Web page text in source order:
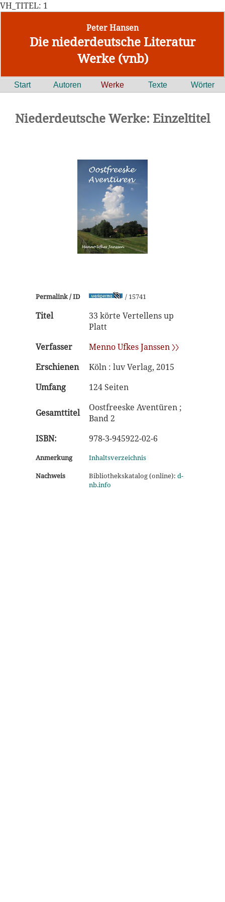
VH_TITEL: 1
Peter Hansen
Die niederdeutsche Literatur
Werke (vnb)
Start Autoren Werke Texte Wörter
Niederdeutsche Werke: Einzeltitel
Permalink / ID / 15741
Titel
33 körte Vertellens up
Platt
Verfasser
Menno Ufkes Janssen 〉〉
Erschienen
Köln : luv Verlag, 2015
Umfang
124 Seiten
Gesamttitel
Oostfreeske Aventüren ;
Band 2
ISBN:
978-3-945922-02-6
Anmerkung
Inhaltsverzeichnis
Nachweis
Bibliothekskatalog (online): d-
nb.info